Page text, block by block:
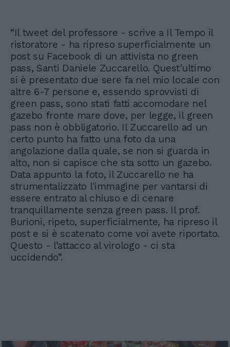
“Il tweet del professore - scrive a Il Tempo il
ristoratore - ha ripreso superficialmente un
post su Facebook di un attivista no green
pass, Santi Daniele Zuccarello. Quest'ultimo
si è presentato due sere fa nel mio locale con
altre 6-7 persone e, essendo sprovvisti di
green pass, sono stati fatti accomodare nel
gazebo fronte mare dove, per legge, il green
pass non è obbligatorio. Il Zuccarello ad un
certo punto ha fatto una foto da una
angolazione dalla quale, se non si guarda in
alto, non si capisce che sta sotto un gazebo.
Data appunto la foto, il Zuccarello ne ha
strumentalizzato l'immagine per vantarsi di
essere entrato al chiuso e di cenare
tranquillamente senza green pass. Il prof.
Burioni, ripeto, superficialmente, ha ripreso il
post e si è scatenato come voi avete riportato.
Questo - l’attacco al virologo - ci sta
uccidendo”.